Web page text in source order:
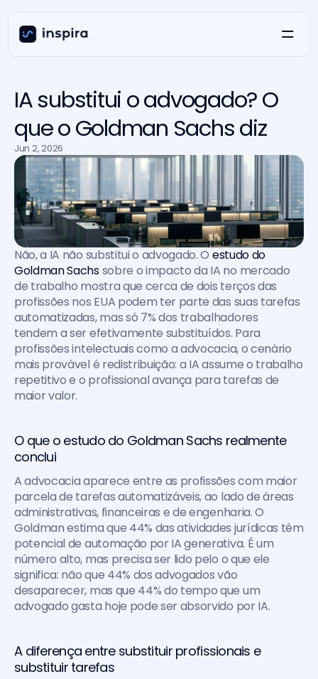
IA substitui o advogado? O
que o Goldman Sachs diz
Jun 2, 2026
Não, a IA não substitui o advogado. O estudo do
Goldman Sachs sobre o impacto da IA no mercado
de trabalho mostra que cerca de dois terços das
profissões nos EUA podem ter parte das suas tarefas
automatizadas, mas só 7% dos trabalhadores
tendem a ser efetivamente substituídos. Para
profissões intelectuais como a advocacia, o cenário
mais provável é redistribuição: a IA assume o trabalho
repetitivo e o profissional avança para tarefas de
maior valor.
O que o estudo do Goldman Sachs realmente
conclui
A advocacia aparece entre as profissões com maior
parcela de tarefas automatizáveis, ao lado de áreas
administrativas, financeiras e de engenharia. O
Goldman estima que 44% das atividades jurídicas têm
potencial de automação por IA generativa. É um
número alto, mas precisa ser lido pelo o que ele
significa: não que 44% dos advogados vão
desaparecer, mas que 44% do tempo que um
advogado gasta hoje pode ser absorvido por IA.
A diferença entre substituir profissionais e
substituir tarefas